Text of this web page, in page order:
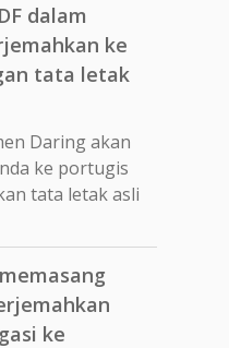
dalam
ke
tata letak
Daring akan
ke portugis
tata letak asli
ke